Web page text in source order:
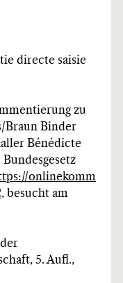
directe saisie
zu
Braun Binder
Bénédicte
onlinekomm
, besucht am
5. Aufl.,